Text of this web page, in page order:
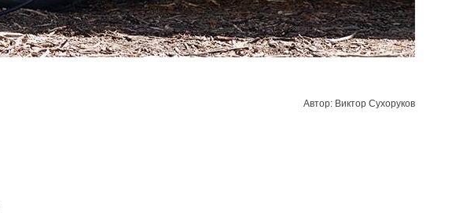
Автор: Виктор Сухоруков